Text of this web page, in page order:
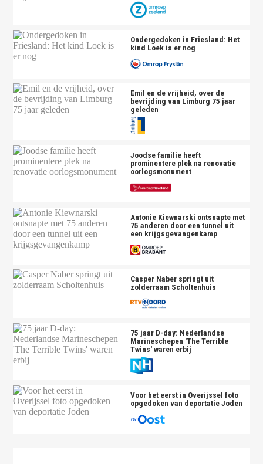
Ondergedoken in Friesland: Het
kind Loek is er nog
Emil en de vrijheid, over de
bevrijding van Limburg 75 jaar
geleden
Joodse familie heeft
prominentere plek na renovatie
oorlogsmonument
Antonie Kiewnarski ontsnapte met
75 anderen door een tunnel uit
een krijgsgevangenkamp
Casper Naber springt uit
zolderraam Scholtenhuis
75 jaar D-day: Nederlandse
Marineschepen 'The Terrible
Twins' waren erbij
Voor het eerst in Overijssel foto
opgedoken van deportatie Joden